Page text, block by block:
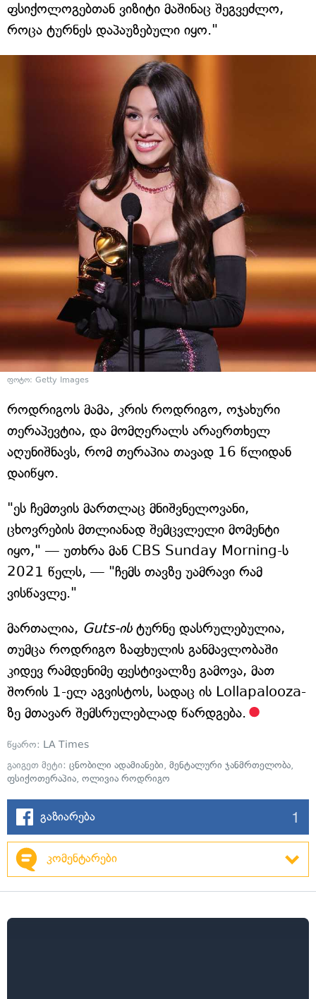
ფსიქოლოგებთან ვიზიტი მაშინაც შეგვეძლო,
როცა ტურნეს დაპაუზებული იყო."
ფოტო: Getty Images
როდრიგოს მამა, კრის როდრიგო, ოჯახური
თერაპევტია, და მომღერალს არაერთხელ
აღუნიშნავს, რომ თერაპია თავად 16 წლიდან
დაიწყო.
"ეს ჩემთვის მართლაც მნიშვნელოვანი,
ცხოვრების მთლიანად შემცვლელი მომენტი
იყო," — უთხრა მან CBS Sunday Morning-ს
2021 წელს, — "ჩემს თავზე უამრავი რამ
ვისწავლე."
მართალია, Guts-ისტურნე დასრულებულია,
თუმცა როდრიგო ზაფხულის განმავლობაში
კიდევ რამდენიმე ფესტივალზე გამოვა, მათ
შორის 1-ელ აგვისტოს, სადაც ის Lollapalooza-
ზე მთავარ შემსრულებლად წარდგება.
წყარო: LA Times
გაიგეთ მეტი: ცნობილი ადამიანები, მენტალური ჯანმრთელობა,
ფსიქოთერაპია, ოლივია როდრიგო
გაზიარება 1
კომენტარები